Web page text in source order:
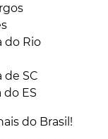
do Rio
de SC
do ES
do Brasil!